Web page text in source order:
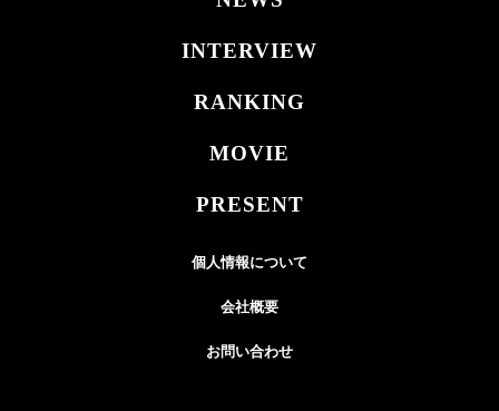
INTERVIEW
RANKING
MOVIE
PRESENT
個人情報について
会社概要
お問い合わせ